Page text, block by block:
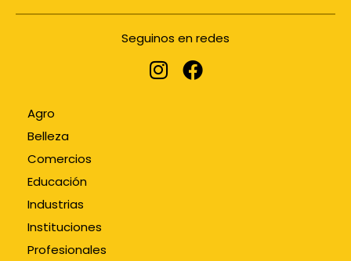
Seguinos en redes
Agro
Belleza
Comercios
Educación
Industrias
Instituciones
Profesionales